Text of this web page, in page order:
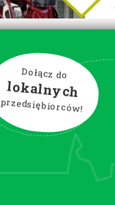
Dołącz do
lokalnych
przedsiębiorców!